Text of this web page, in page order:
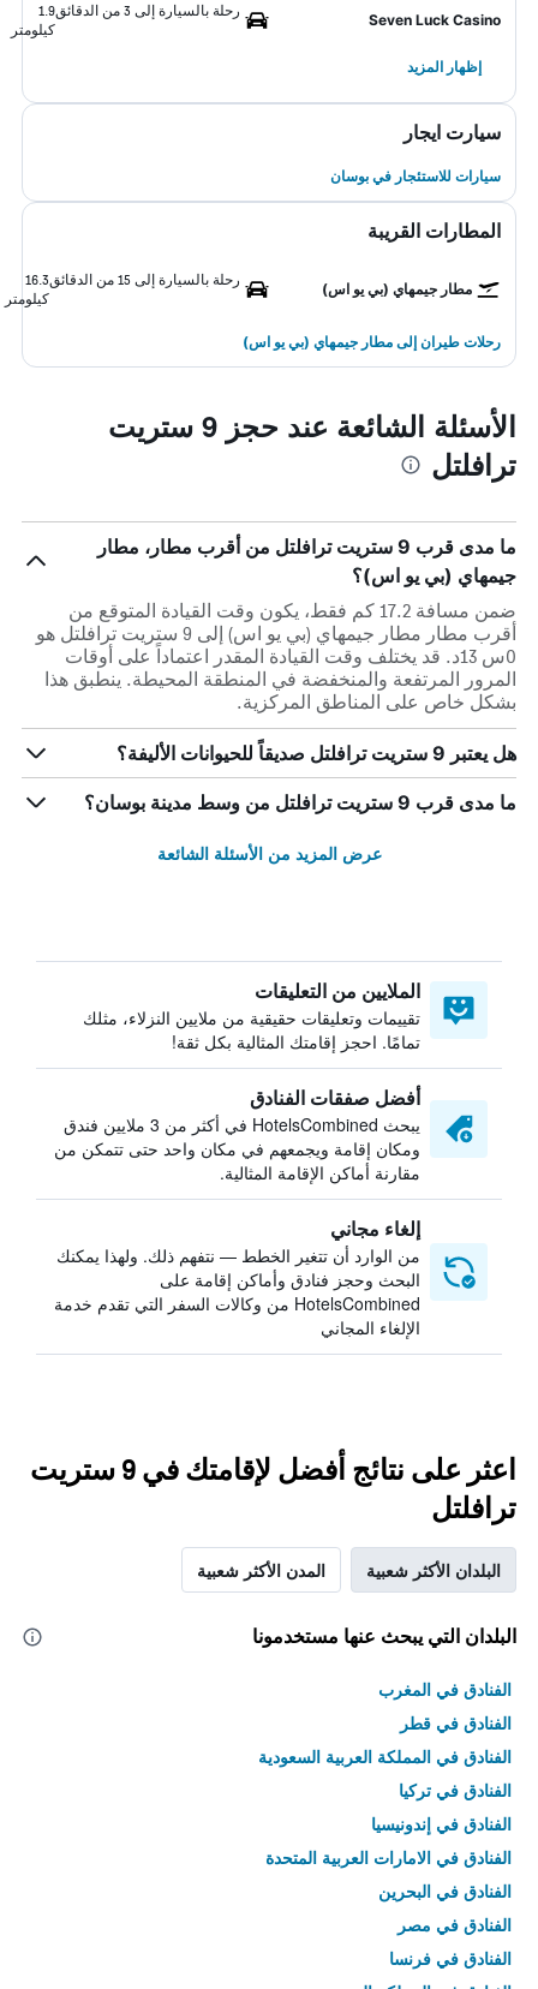
Seven Luck Casino
رحلة بالسيارة إلى 3 من الدقائق
1.9
كيلومتر
إظهار المزيد
سيارت ايجار
سيارات للاستئجار في بوسان
المطارات القريبة
مطار جيمهاي (بي يو اس)
رحلة بالسيارة إلى 15 من الدقائق
16.3
كيلومتر
رحلات طيران إلى مطار جيمهاي (بي يو اس)
الأسئلة الشائعة عند حجز 9 ستريت
ترافلتل
ما مدى قرب 9 ستريت ترافلتل من أقرب مطار، مطار
جيمهاي (بي يو اس)؟
ضمن مسافة 17.2 كم فقط، يكون وقت القيادة المتوقع من
أقرب مطار مطار جيمهاي (بي يو اس) إلى 9 ستريت ترافلتل هو
0س 13د. قد يختلف وقت القيادة المقدر اعتماداً على أوقات
المرور المرتفعة والمنخفضة في المنطقة المحيطة. ينطبق هذا
بشكل خاص على المناطق المركزية.
هل يعتبر 9 ستريت ترافلتل صديقاً للحيوانات الأليفة؟
ما مدى قرب 9 ستريت ترافلتل من وسط مدينة بوسان؟
عرض المزيد من الأسئلة الشائعة
الملايين من التعليقات
تقييمات وتعليقات حقيقية من ملايين النزلاء، مثلك
تمامًا. احجز إقامتك المثالية بكل ثقة!
أفضل صفقات الفنادق
يبحث HotelsCombined في أكثر من 3 ملايين فندق
ومكان إقامة ويجمعهم في مكان واحد حتى تتمكن من
مقارنة أماكن الإقامة المثالية.
إلغاء مجاني
من الوارد أن تتغير الخطط — نتفهم ذلك. ولهذا يمكنك
البحث وحجز فنادق وأماكن إقامة على
HotelsCombined من وكالات السفر التي تقدم خدمة
الإلغاء المجاني
اعثر على نتائج أفضل لإقامتك في 9 ستريت
ترافلتل
البلدان الأكثر شعبية المدن الأكثر شعبية
البلدان التي يبحث عنها مستخدمونا
الفنادق في المغرب
الفنادق في قطر
الفنادق في المملكة العربية السعودية
الفنادق في تركيا
الفنادق في إندونيسيا
الفنادق في الامارات العربية المتحدة
الفنادق في البحرين
الفنادق في مصر
الفنادق في فرنسا